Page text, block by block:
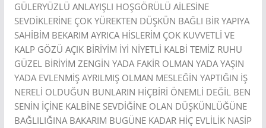
GÜLERYÜZLÜ ANLAYIŞLI HOŞGÖRÜLÜ AİLESİNE
SEVDİKLERİNE ÇOK YÜREKTEN DÜŞKÜN BAĞLI BİR YAPIYA
SAHİBİM BEKARIM AYRICA HİSLERİM ÇOK KUVVETLİ VE
KALP GÖZÜ AÇIK BİRİYİM İYİ NİYETLİ KALBİ TEMİZ RUHU
GÜZEL BİRİYİM ZENGİN YADA FAKİR OLMAN YADA YAŞIN
YADA EVLENMİŞ AYRILMIŞ OLMAN MESLEĞİN YAPTIĞIN İŞ
NERELİ OLDUĞUN BUNLARIN HİÇBİRİ ÖNEMLİ DEĞİL BEN
SENİN İÇİNE KALBİNE SEVDİĞİNE OLAN DÜŞKÜNLÜĞÜNE
BAĞLILIĞINA BAKARIM BUGÜNE KADAR HİÇ EVLİLİK NASİP